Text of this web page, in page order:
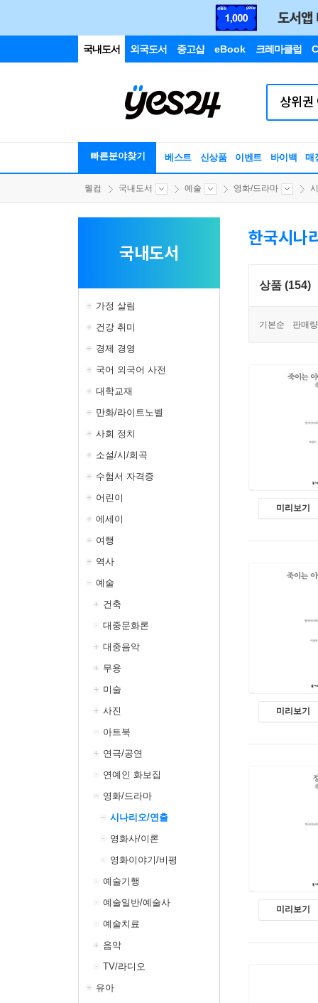
국내도서 외국도서 중고샵 eBook 크레마클럽
빠른분야찾기 베스트 신상품 이벤트 바이백 매
웰컴 국내도서 예술 영화/드라마
국내도서
가정 살림
건강 취미
경제 경영
국어 외국어 사전
대학교재
만화/라이트노벨
사회 정치
소설/시/희곡
수험서 자격증
어린이
에세이
여행
역사
예술
건축
대중문화론
대중음악
무용
미술
사진
아트북
연극/공연
연예인 화보집
영화/드라마
시나리오/연출
영화사/이론
영화이야기/비평
예술기행
예술일반/예술사
예술치료
음악
TV/라디오
유아
한국시나
상품 (154)
기본순 판매
미리보기
미리보기
미리보기